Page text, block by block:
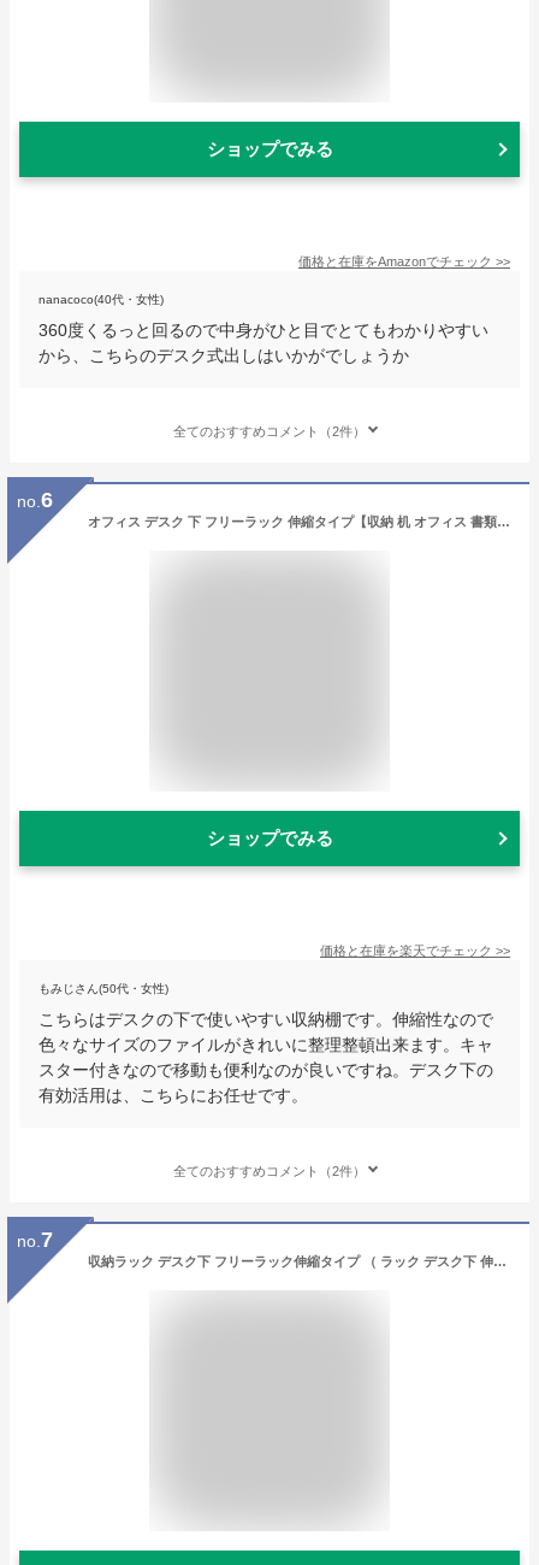
ショップでみる
価格と在庫をAmazonでチェック >>
nanacoco(40代・女性)
360度くるっと回るので中身がひと目でとてもわかりやすい
から、こちらのデスク式出しはいかがでしょうか
全てのおすすめコメント（2件）
no. 6
オフィス デスク 下 フリーラック 伸縮タイプ【収納 机 オフィス 書類 ラック 収納 棚 アイデア 新生活 引越し キャスター付き 職場 PCデスク スチールデスク 机 下 収納棚 デスク下 収納 書類収納 デスク下 収納 】
ショップでみる
価格と在庫を楽天でチェック >>
もみじさん(50代・女性)
こちらはデスクの下で使いやすい収納棚です。伸縮性なので
色々なサイズのファイルがきれいに整理整頓出来ます。キャ
スター付きなので移動も便利なのが良いですね。デスク下の
有効活用は、こちらにお任せです。
全てのおすすめコメント（2件）
no. 7
収納ラック デスク下 フリーラック伸縮タイプ （ ラック デスク下 伸縮式 収納 キャスター 付き ワゴン デスク下収納 棚 高さ 調節 A4 ファイル キャビネット 伸縮 書類 キャスター付き デスク 机 下 ワゴン サイドワゴン ）